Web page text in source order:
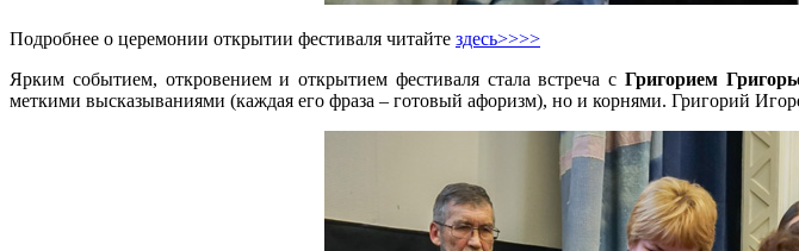
Подробнее о церемонии открытии фестиваля читайте здесь>>>>
Ярким событием, откровением и открытием фестиваля стала встреча с Григорием
меткими высказываниями (каждая его фраза – готовый афоризм), но и корнями. Григорий